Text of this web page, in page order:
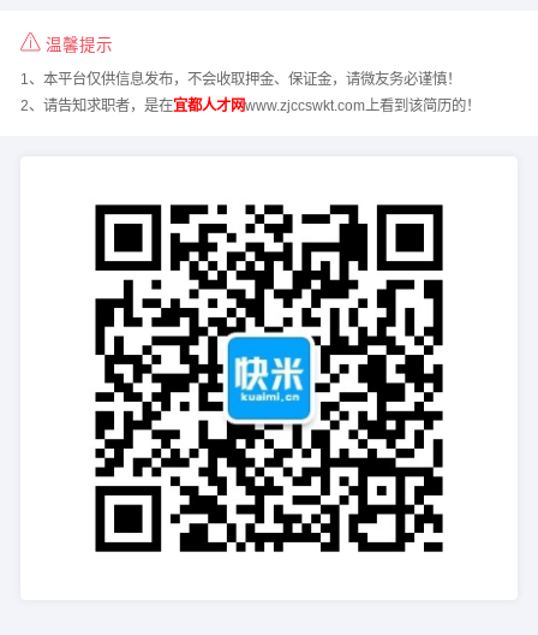
温馨提示
1、本平台仅供信息发布，不会收取押金、保证金，请微友务必谨慎！
2、请告知求职者，是在宜都人才网www.zjccswkt.com上看到该简历的！